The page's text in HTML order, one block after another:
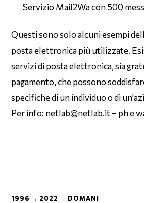
Servizio Mail2Wa con 500
Questi sono solo alcuni esempi
posta elettronica più utilizzate.
servizi di posta elettronica, sia
pagamento, che possono
specifiche di un individuo o di
Per info: netlab@netlab.it – ph e
1996 → 2022 → DOMANI